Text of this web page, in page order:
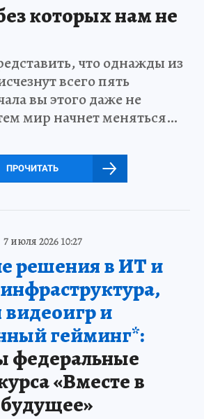
которых нам не
что однажды из
всего пять
вы этого даже не
мир начнет меняться…
ПРОЧИТАТЬ
7 июля 2026 10:27
решения в ИТ и
видеоигр и
гейминг*:
федеральные
«Вместе в